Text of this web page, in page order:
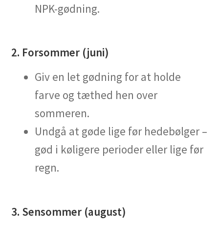
NPK-gødning.
2. Forsommer (juni)
Giv en let gødning for at holde
farve og tæthed hen over
sommeren.
Undgå at gøde lige før hedebølger –
gød i køligere perioder eller lige før
regn.
3. Sensommer (august)